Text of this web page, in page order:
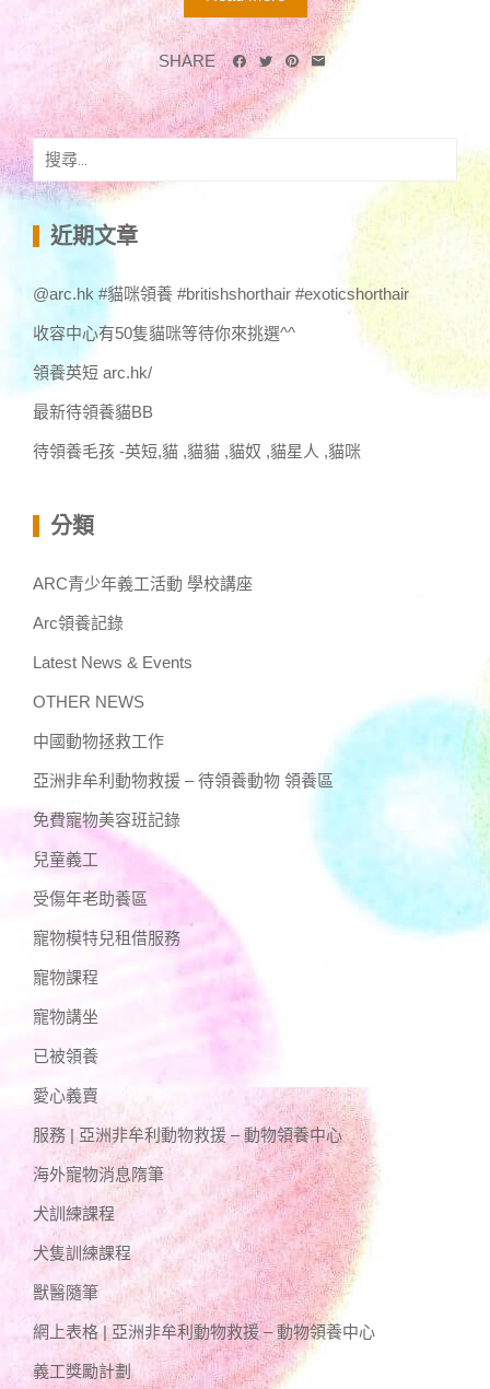
SHARE
搜
關
鍵 近期文章
@arc.hk #貓咪領養 #britishshorthair #exoticshorthair
收容中心有50隻貓咪等待你來挑選^^
領養英短 arc.hk/
最新待領養貓BB
待領養毛孩 -英短,貓 ,貓貓 ,貓奴 ,貓星人 ,貓咪
分類
ARC青少年義工活動 學校講座
Arc領養記錄
Latest News & Events
OTHER NEWS
中國動物拯救工作
亞洲非牟利動物救援 – 待領養動物 領養區
免費寵物美容班記錄
兒童義工
受傷年老助養區
寵物模特兒租借服務
寵物課程
寵物講坐
已被領養
愛心義賣
服務 | 亞洲非牟利動物救援 – 動物領養中心
海外寵物消息隋筆
犬訓練課程
犬隻訓練課程
獸醫隨筆
網上表格 | 亞洲非牟利動物救援 – 動物領養中心
義工獎勵計劃